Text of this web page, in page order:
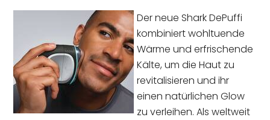
Der neue Shark DePuffi
kombiniert wohltuende
Wärme und erfrischende
Kälte, um die Haut zu
revitalisieren und ihr
einen natürlichen Glow
zu verleihen. Als weltweit